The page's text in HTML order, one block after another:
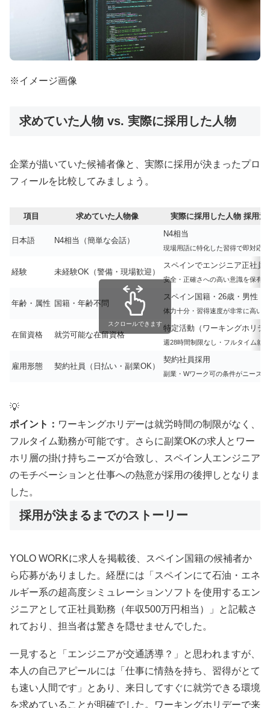
※イメージ画像
求めていた人物 vs. 実際に採用した人物
企業が描いていた候補者像と、実際に採用が決まったプロ
フィールを比較してみましょう。
項目 求めていた人物像 実際に採用した人物 採用決
日本語 N4相当（簡単な会話）
N4相当
現場用語に特化した習得で即対応
経験 未経験OK（警備・現場歓迎）
スペインでエンジニア正社員
安全・正確さへの高い意識を保有
年齢・属性 国籍・年齢不問
スペイン国籍・26歳・男性
体力十分・習得速度が非常に高い
在留資格 就労可能な在留資格
特定活動（ワーキングホリデ
週28時間制限なし・フルタイム就
雇用形態 契約社員（日払い・副業OK）
契約社員採用
副業・Wワーク可の条件がニーズに
スクロールできます
💡
ポイント： ワーキングホリデーは就労時間の制限がなく、
フルタイム勤務が可能です。さらに副業OKの求人とワー
ホリ層の掛け持ちニーズが合致し、スペイン人エンジニア
のモチベーションと仕事への熱意が採用の後押しとなりま
した。
採用が決まるまでのストーリー
YOLO WORKに求人を掲載後、スペイン国籍の候補者か
ら応募がありました。経歴には「スペインにて石油・エネ
ルギー系の超高度シミュレーションソフトを使用するエン
ジニアとして正社員勤務（年収500万円相当）」と記載さ
れており、担当者は驚きを隠せませんでした。
一見すると「エンジニアが交通誘導？」と思われますが、
本人の自己アピールには「仕事に情熱を持ち、習得がとて
も速い人間です」とあり、来日してすぐに就労できる環境
を求めていることが明確でした。ワーキングホリデーで来